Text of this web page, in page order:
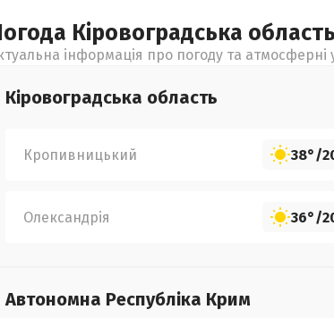
Кіровоградська область
інформація про погоду та атмосферні
Кіровоградська область
Кропивницький 38°/
Олександрія 36°/
Автономна Республіка Крим